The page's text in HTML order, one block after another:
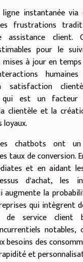
ligne instantanée
frustrations
assistance client.
pour le
à jour en
satisfaction
qui est un
clientèle et la
chatbots ont
taux de conversion.
et en aidant
d'achat, les
augmente la
qui intègrent
service client
besoins des
et